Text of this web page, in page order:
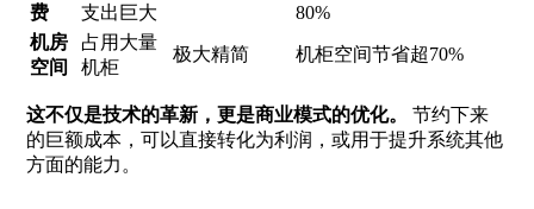
费
支出巨大
80%
机房
空间
占用大量
机柜
极大精简 机柜空间节省超70%
这不仅是技术的革新，更是商业模式的优化。
节约下来
的巨额成本，可以直接转化为利润，或用于提升系统其他
方面的能力。